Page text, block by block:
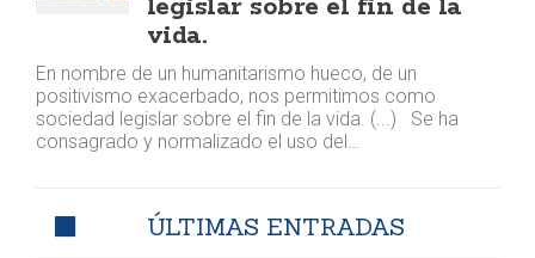
legislar sobre el fin de la
vida.
En nombre de un humanitarismo hueco, de un
positivismo exacerbado, nos permitimos como
sociedad legislar sobre el fin de la vida. (...) Se ha
consagrado y normalizado el uso del…
ÚLTIMAS ENTRADAS